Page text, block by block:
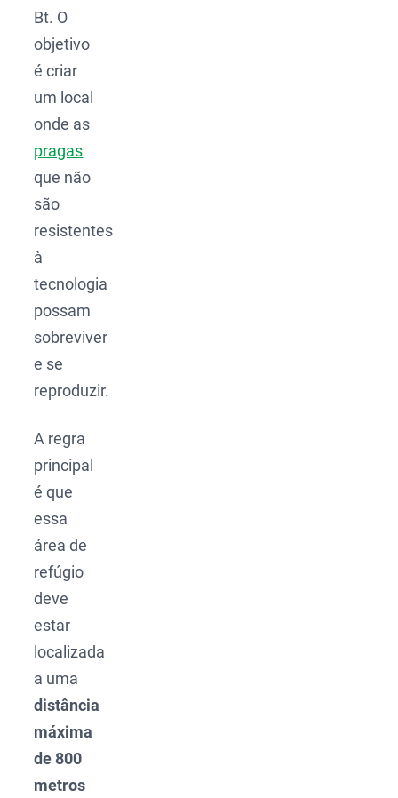
Bt. O
objetivo
é criar
um local
onde as
pragas
que não
são
resistentes
à
tecnologia
possam
sobreviver
e se
reproduzir.
A regra
principal
é que
essa
área de
refúgio
deve
estar
localizada
a uma
distância
máxima
de 800
metros